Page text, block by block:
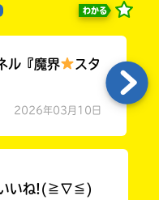
わかる
ル『魔界
スタ
2026年03月10日
いいね!(≧∇≦)